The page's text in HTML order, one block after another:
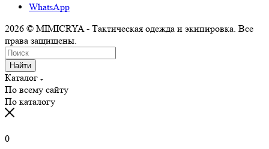
WhatsApp
2026 © MIMICRYA - Тактическая одежда и экипировка. Все
права защищены.
Найти
Каталог
По всему сайту
По каталогу
0